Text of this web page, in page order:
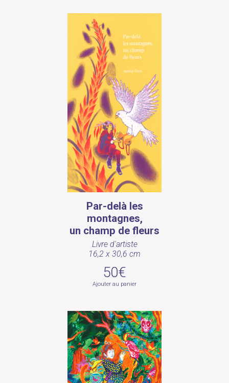
Par-delà les
montagnes,
un champ de fleurs
Livre d'artiste
16,2 x 30,6 cm
50€
Ajouter au panier